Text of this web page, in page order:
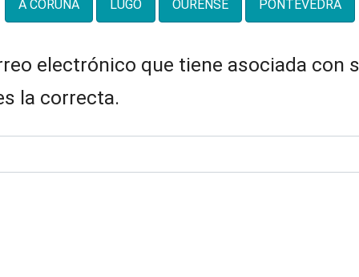
A CORUÑA LUGO OURENSE PONTEVEDRA
electrónico que tiene asociada con
la correcta.